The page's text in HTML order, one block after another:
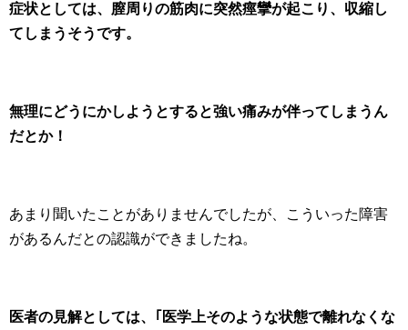
症状としては、膣周りの筋肉に突然痙攣が起こり、収縮し
てしまうそうです。
無理にどうにかしようとすると強い痛みが伴ってしまうん
だとか！
あまり聞いたことがありませんでしたが、こういった障害
があるんだとの認識ができましたね。
医者の見解としては、｢医学上そのような状態で離れなくな